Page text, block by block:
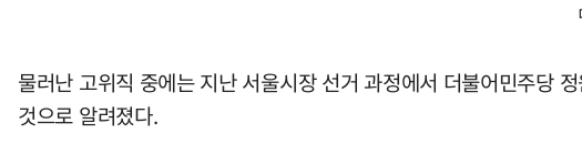
물러난 고위직 중에는 지난 서울시장 선거 과정에서 더불어민주당
것으로 알려졌다.